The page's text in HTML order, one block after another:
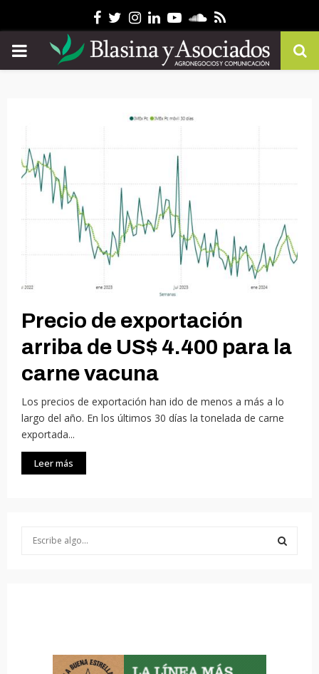
Facebook
Twitter
Instagram
Linkedin
YoutubeSoundcloud
Rss
PRIMARY
Precio de exportación
arriba de US$ 4.400 para la
carne vacuna
Los precios de exportación han ido de menos a más a lo
largo del año. En los últimos 30 días la tonelada de carne
exportada...
Leer más